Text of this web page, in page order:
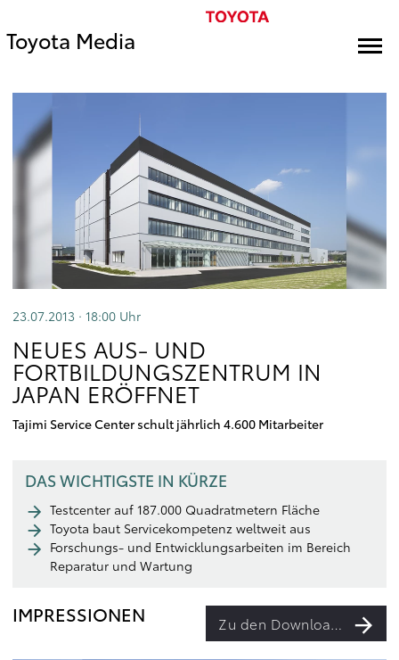
Toyota Media
23.07.2013 · 18:00 Uhr
NEUES AUS- UND
FORTBILDUNGSZENTRUM IN
JAPAN ERÖFFNET
Tajimi Service Center schult jährlich 4.600 Mitarbeiter
DAS WICHTIGSTE IN KÜRZE
Testcenter auf 187.000 Quadratmetern Fläche
Toyota baut Servicekompetenz weltweit aus
Forschungs- und Entwicklungsarbeiten im Bereich
Reparatur und Wartung
IMPRESSIONEN Zu den Downloads